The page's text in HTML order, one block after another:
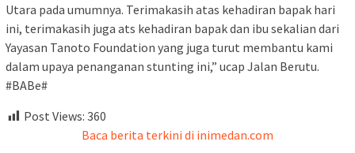
Utara pada umumnya. Terimakasih atas kehadiran bapak hari
ini, terimakasih juga ats kehadiran bapak dan ibu sekalian dari
Yayasan Tanoto Foundation yang juga turut membantu kami
dalam upaya penanganan stunting ini,” ucap Jalan Berutu.
#BABe#
Post Views: 360
Baca berita terkini di inimedan.com